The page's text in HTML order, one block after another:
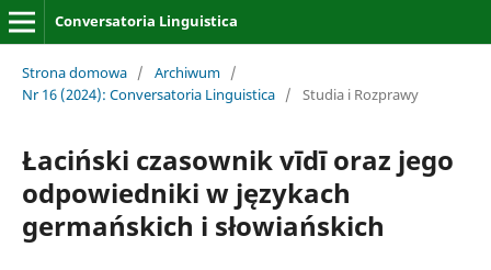
Conversatoria Linguistica
Strona domowa / Archiwum /
Nr 16 (2024): Conversatoria Linguistica / Studia i Rozprawy
Łaciński czasownik vīdī oraz jego
odpowiedniki w językach
germańskich i słowiańskich